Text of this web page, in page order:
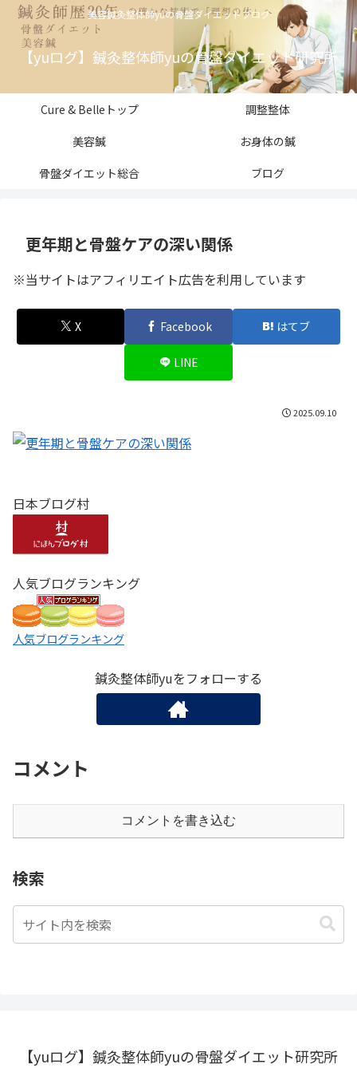
美容鍼灸整体師yuの骨盤ダイエットブログ
【yuログ】鍼灸整体師yuの骨盤ダイエット研究所
Cure & Belleトップ
調整整体
美容鍼
お身体の鍼
骨盤ダイエット総合
ブログ
更年期と骨盤ケアの深い関係
※当サイトはアフィリエイト広告を利用しています
X Facebook はてブ
LINE
2025.09.10
日本ブログ村
人気ブログランキング
人気ブログランキング
鍼灸整体師yuをフォローする
コメント
コメントを書き込む
検索
【yuログ】鍼灸整体師yuの骨盤ダイエット研究所